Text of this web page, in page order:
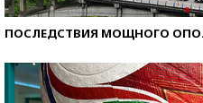
ПОСЛЕДСТВИЯ МОЩНОГО